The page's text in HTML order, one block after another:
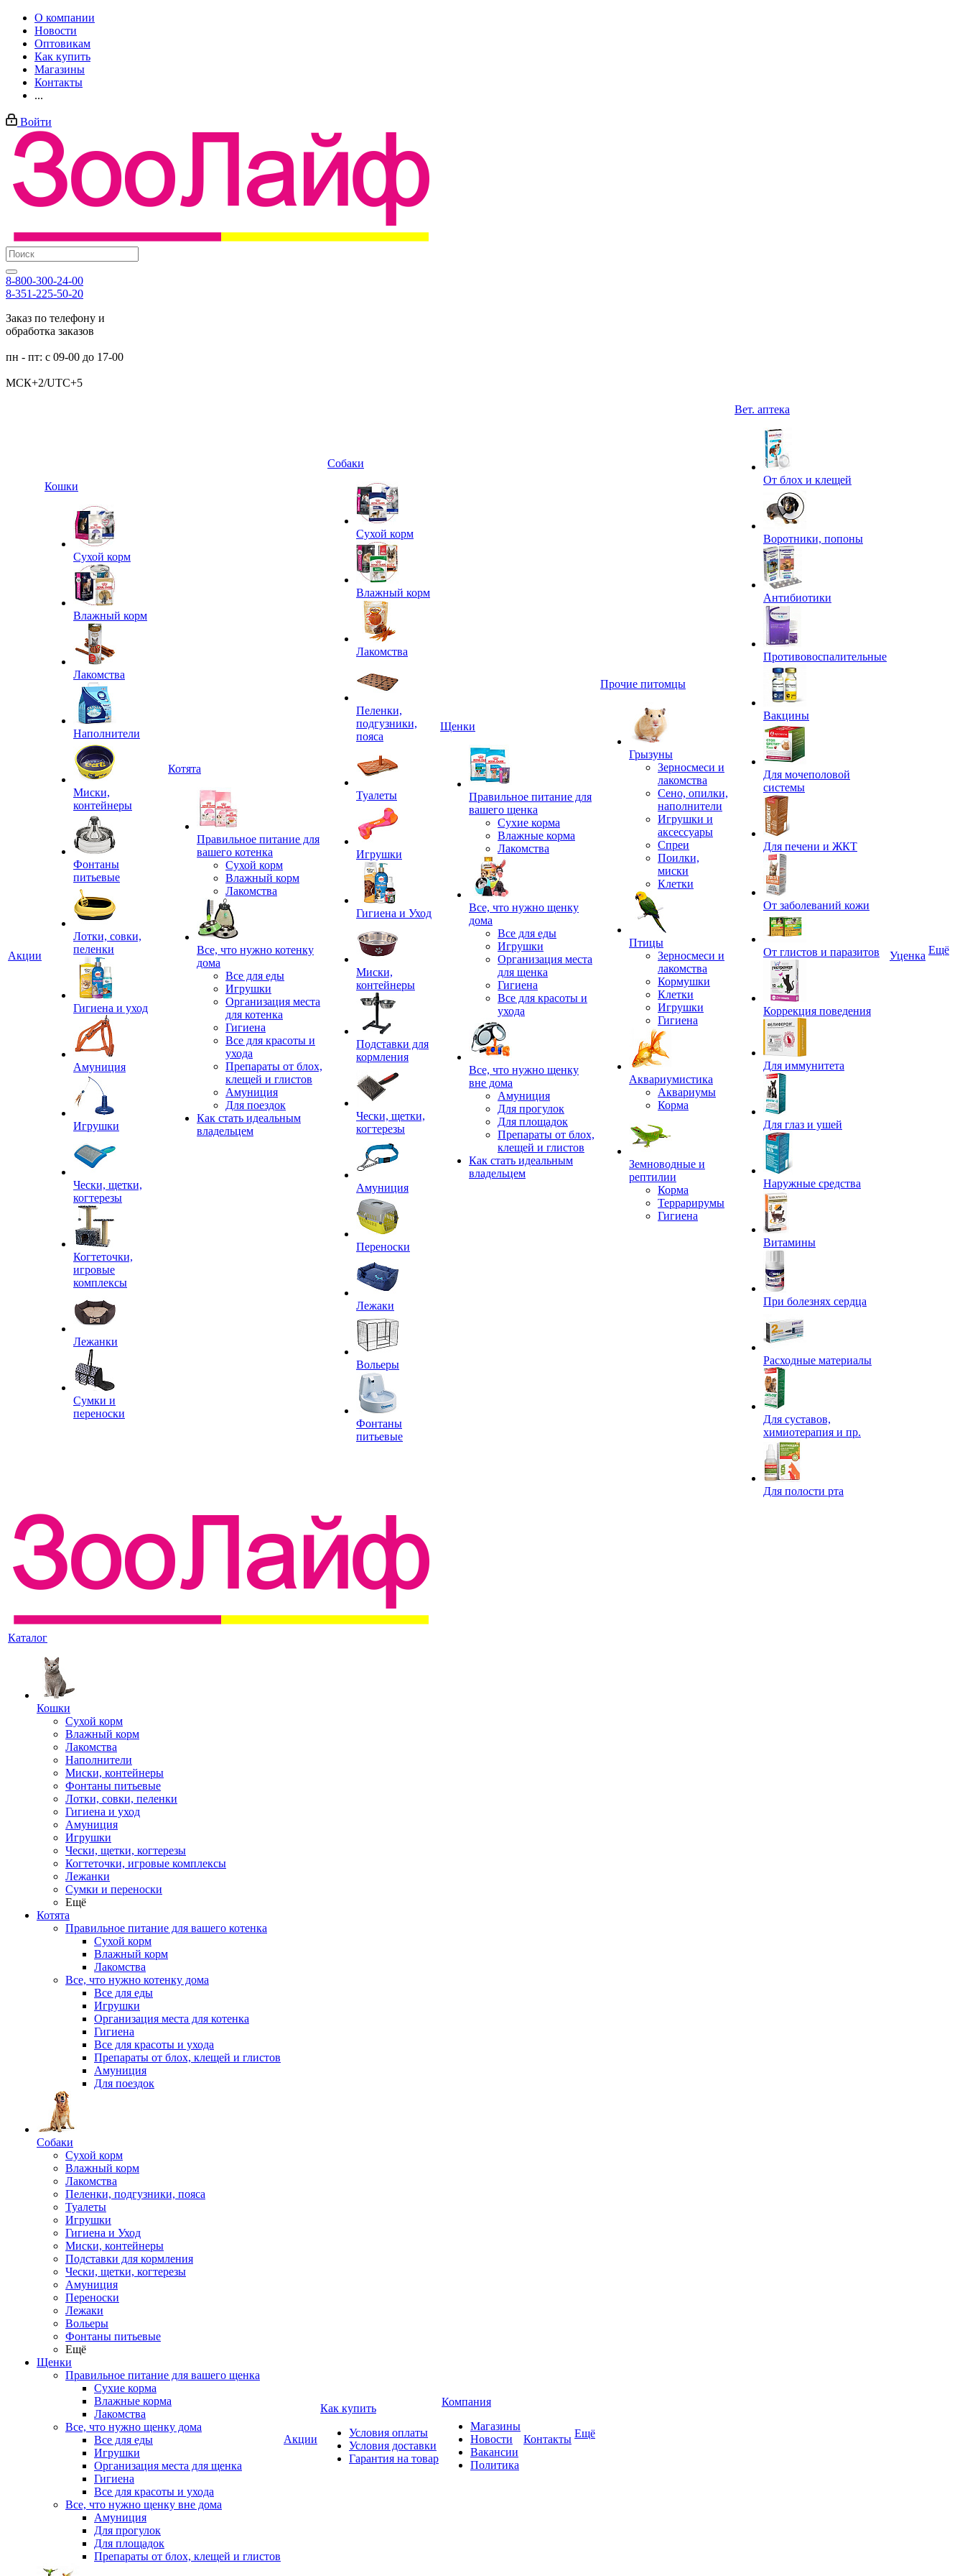
О компании
Новости
Оптовикам
Как купить
Магазины
Контакты
...
Войти
8-800-300-24-00
8-351-225-50-20
Заказ по телефону и
обработка заказов
пн - пт: с 09-00 до 17-00
МСК+2/UTC+5
Акции
Кошки
Сухой корм
Влажный корм
Лакомства
Наполнители
Миски,
контейнеры
Фонтаны
питьевые
Лотки, совки,
пеленки
Гигиена и уход
Амуниция
Игрушки
Чески, щетки,
когтерезы
Когтеточки,
игровые
комплексы
Лежанки
Сумки и
переноски
Котята
Правильное питание для
вашего котенка
Сухой корм
Влажный корм
Лакомства
Все, что нужно котенку
дома
Все для еды
Игрушки
Организация места
для котенка
Гигиена
Все для красоты и
ухода
Препараты от блох,
клещей и глистов
Амуниция
Для поездок
Как стать идеальным
владельцем
Собаки
Сухой корм
Влажный корм
Лакомства
Пеленки,
подгузники,
пояса
Туалеты
Игрушки
Гигиена и Уход
Миски,
контейнеры
Подставки для
кормления
Чески, щетки,
когтерезы
Амуниция
Переноски
Лежаки
Вольеры
Фонтаны
питьевые
Щенки
Правильное питание для
вашего щенка
Сухие корма
Влажные корма
Лакомства
Все, что нужно щенку
дома
Все для еды
Игрушки
Организация места
для щенка
Гигиена
Все для красоты и
ухода
Все, что нужно щенку
вне дома
Амуниция
Для прогулок
Для площадок
Препараты от блох,
клещей и глистов
Как стать идеальным
владельцем
Прочие питомцы
Грызуны
Зерносмеси и
лакомства
Сено, опилки,
наполнители
Игрушки и
аксессуары
Спреи
Поилки,
миски
Клетки
Птицы
Зерносмеси и
лакомства
Кормушки
Клетки
Игрушки
Гигиена
Аквариумистика
Аквариумы
Корма
Земноводные и
рептилии
Корма
Террарирумы
Гигиена
Вет. аптека
От блох и клещей
Воротники, попоны
Антибиотики
Противовоспалительные
Вакцины
Для мочеполовой
системы
Для печени и ЖКТ
От заболеваний кожи
От глистов и паразитов
Коррекция поведения
Для иммунитета
Для глаз и ушей
Наружные средства
Витамины
При болезнях сердца
Расходные материалы
Для суставов,
химиотерапия и пр.
Для полости рта
Уценка Ещё
Каталог
Кошки
Сухой корм
Влажный корм
Лакомства
Наполнители
Миски, контейнеры
Фонтаны питьевые
Лотки, совки, пеленки
Гигиена и уход
Амуниция
Игрушки
Чески, щетки, когтерезы
Когтеточки, игровые комплексы
Лежанки
Сумки и переноски
Ещё
Котята
Правильное питание для вашего котенка
Сухой корм
Влажный корм
Лакомства
Все, что нужно котенку дома
Все для еды
Игрушки
Организация места для котенка
Гигиена
Все для красоты и ухода
Препараты от блох, клещей и глистов
Амуниция
Для поездок
Собаки
Сухой корм
Влажный корм
Лакомства
Пеленки, подгузники, пояса
Туалеты
Игрушки
Гигиена и Уход
Миски, контейнеры
Подставки для кормления
Чески, щетки, когтерезы
Амуниция
Переноски
Лежаки
Вольеры
Фонтаны питьевые
Ещё
Щенки
Правильное питание для вашего щенка
Сухие корма
Влажные корма
Лакомства
Все, что нужно щенку дома
Все для еды
Игрушки
Организация места для щенка
Гигиена
Все для красоты и ухода
Все, что нужно щенку вне дома
Амуниция
Для прогулок
Для площадок
Препараты от блох, клещей и глистов
Акции
Как купить
Условия оплаты
Условия доставки
Гарантия на товар
Компания
Магазины
Новости
Вакансии
Политика
Контакты Ещё